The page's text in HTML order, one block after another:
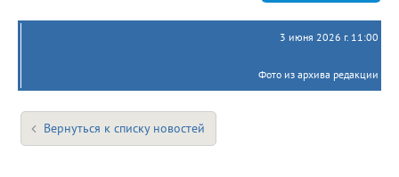
3 июня 2026 г. 11:00
Фото из архива редакции
Вернуться к списку новостей